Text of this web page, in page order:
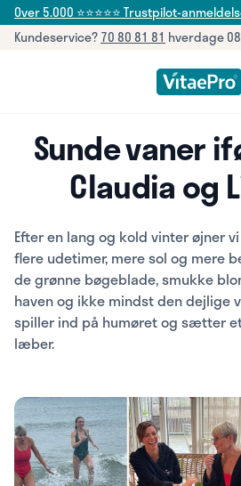
Over 5.000 ⭐⭐⭐⭐⭐ Trustpilot-
Kundeservice?70 80 81 81 hverdage
Sunde vaner
Claudia og
Efter en lang og kold vinter øjner
flere udetimer, mere sol og mere
de grønne bøgeblade, smukke
haven og ikke mindst den dejlige
spiller ind på humøret og sætter
læber.